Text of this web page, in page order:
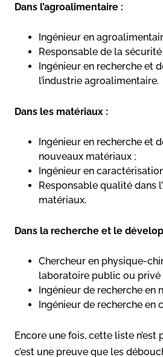
Dans l’agroalimentaire :
Ingénieur en
Responsable de la
Ingénieur en recherche et
l’industrie agroalimentaire.
Dans les matériaux :
Ingénieur en recherche et
nouveaux matériaux ;
Ingénieur en
Responsable qualité dans
matériaux.
Dans la recherche et le
Chercheur en physique-
laboratoire public ou privé
Ingénieur de recherche en
Ingénieur de recherche en
Encore une fois, cette liste n’est
c’est une preuve que les